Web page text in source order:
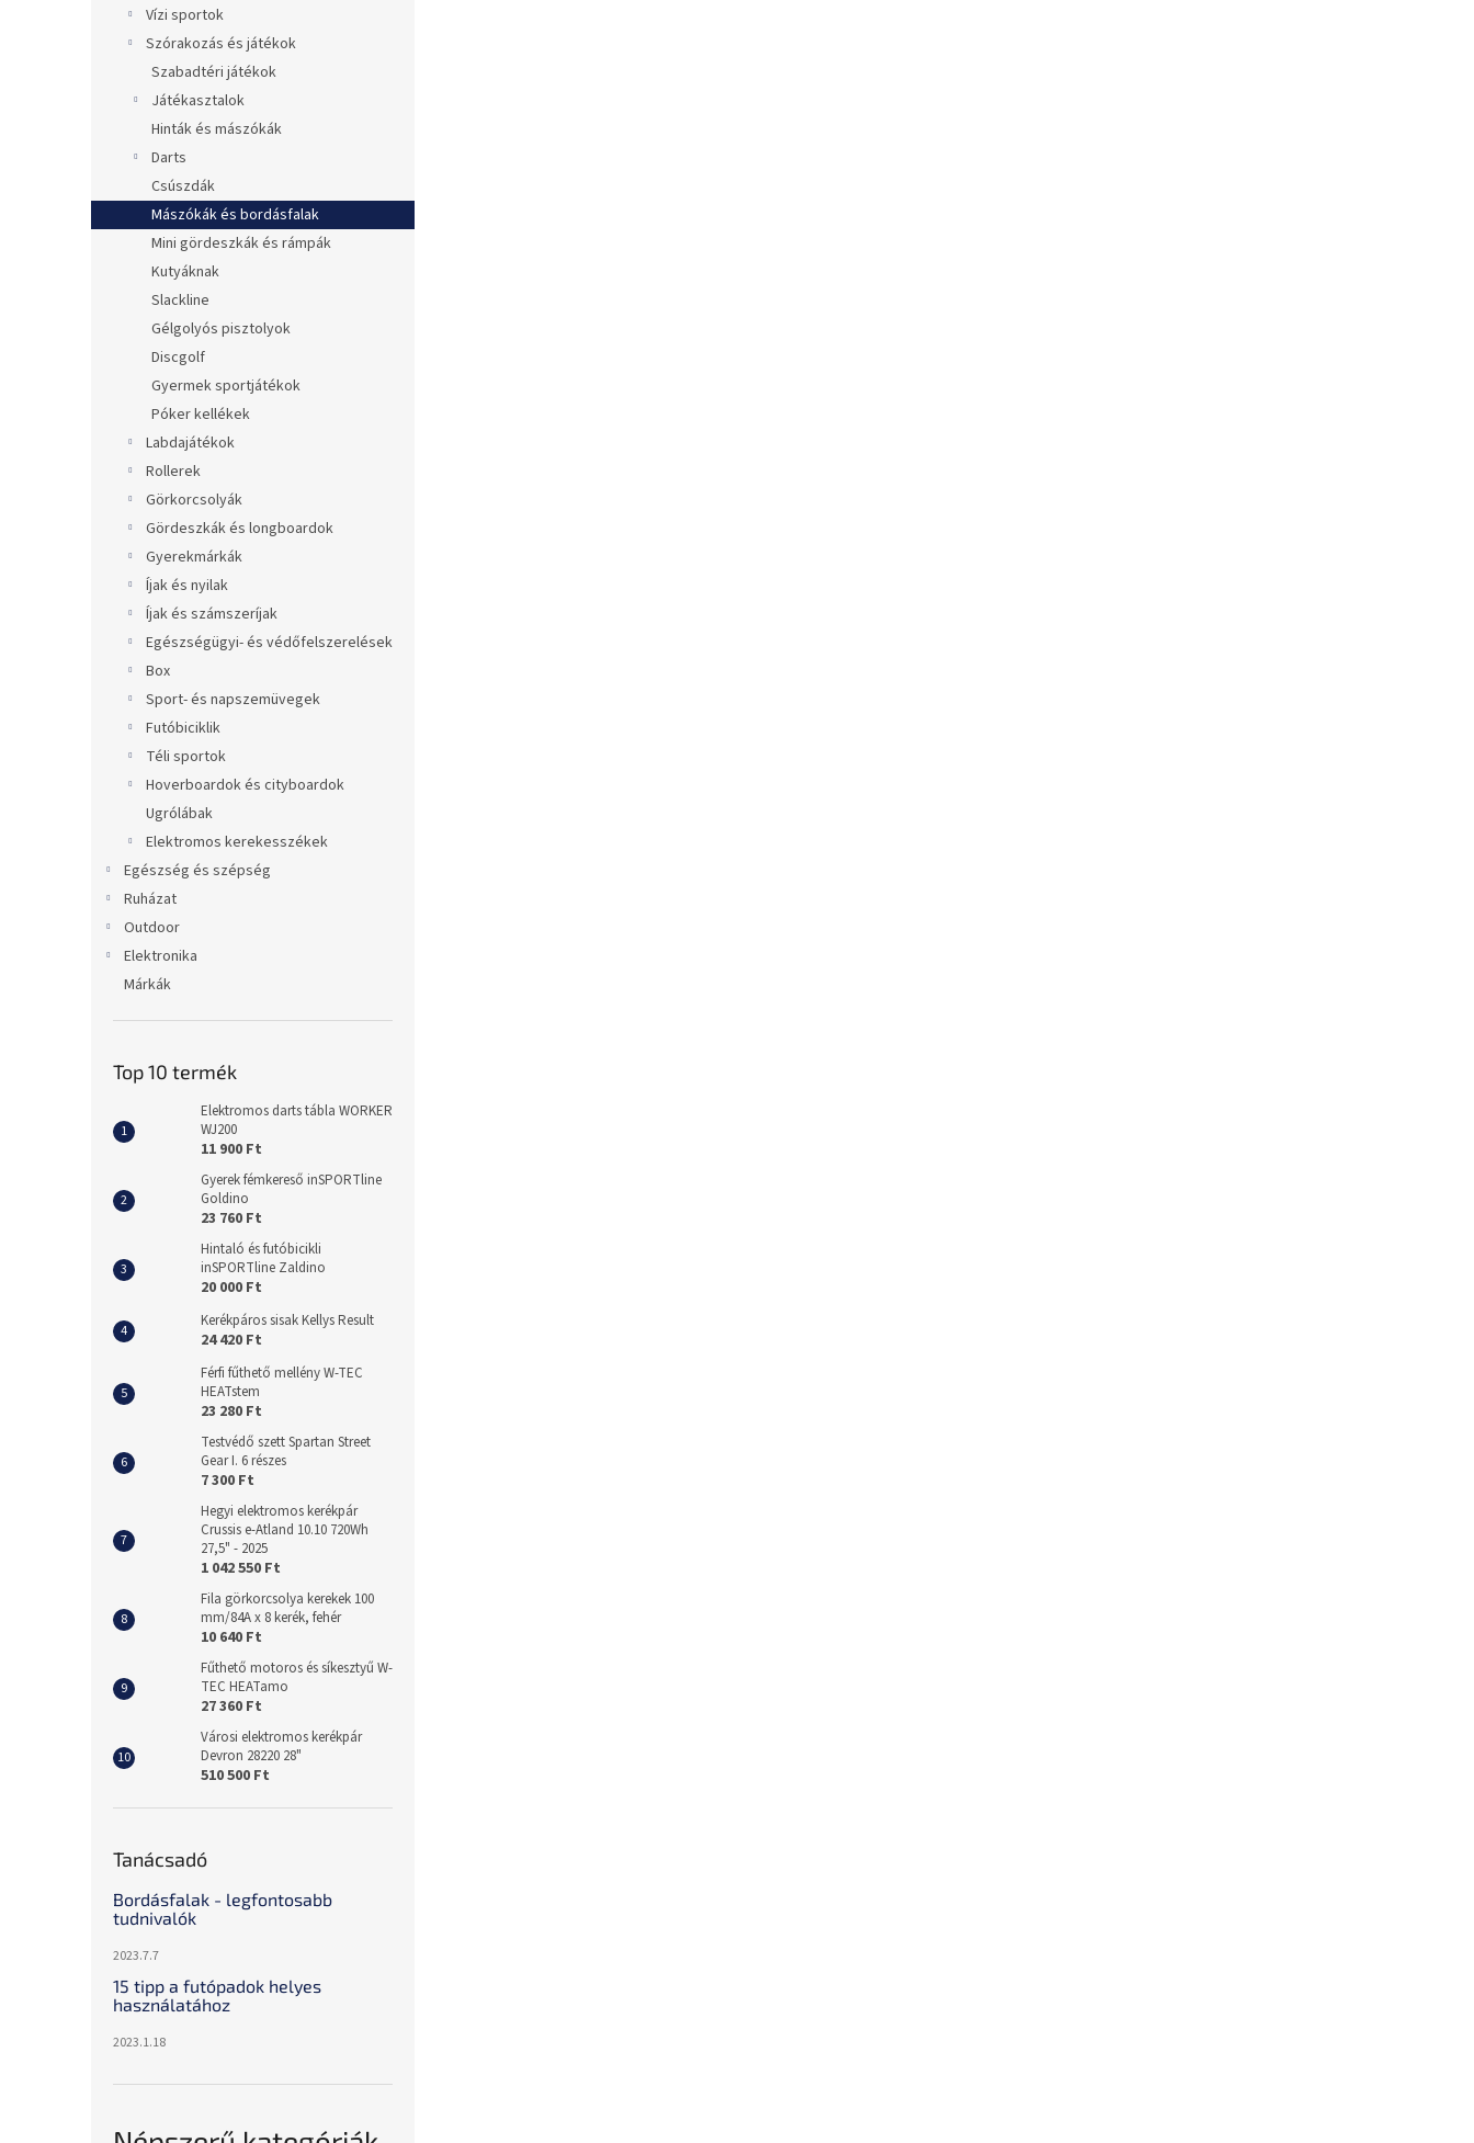
Vízi sportok
Szórakozás és játékok
Szabadtéri játékok
Játékasztalok
Hinták és mászókák
Darts
Csúszdák
Mászókák és bordásfalak
Mini gördeszkák és rámpák
Kutyáknak
Slackline
Gélgolyós pisztolyok
Discgolf
Gyermek sportjátékok
Póker kellékek
Labdajátékok
Rollerek
Görkorcsolyák
Gördeszkák és longboardok
Gyerekmárkák
Íjak és nyilak
Íjak és számszeríjak
Egészségügyi- és védőfelszerelések
Box
Sport- és napszemüvegek
Futóbiciklik
Téli sportok
Hoverboardok és cityboardok
Ugrólábak
Elektromos kerekesszékek
Egészség és szépség
Ruházat
Outdoor
Elektronika
Márkák
Top 10 termék
Elektromos darts tábla WORKER
WJ200
11 900 Ft
Gyerek fémkereső inSPORTline
Goldino
23 760 Ft
Hintaló és futóbicikli
inSPORTline Zaldino
20 000 Ft
Kerékpáros sisak Kellys Result
24 420 Ft
Férfi fűthető mellény W-TEC
HEATstem
23 280 Ft
Testvédő szett Spartan Street
Gear I. 6 részes
7 300 Ft
Hegyi elektromos kerékpár
Crussis e-Atland 10.10 720Wh
27,5" - 2025
1 042 550 Ft
Fila görkorcsolya kerekek 100
mm/84A x 8 kerék, fehér
10 640 Ft
Fűthető motoros és síkesztyű W-
TEC HEATamo
27 360 Ft
Városi elektromos kerékpár
Devron 28220 28"
510 500 Ft
Tanácsadó
Bordásfalak - legfontosabb
tudnivalók
2023.7.7
15 tipp a futópadok helyes
használatához
2023.1.18